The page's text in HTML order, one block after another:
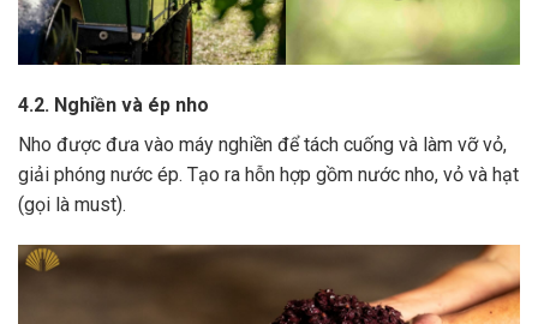
4.2. Nghiền và ép nho
Nho được đưa vào máy nghiền để tách cuống và làm vỡ vỏ,
giải phóng nước ép. Tạo ra hỗn hợp gồm nước nho, vỏ và hạt
(gọi là must).